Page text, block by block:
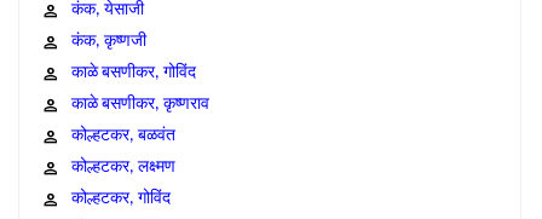
कंक, येसाजी
कंक, कृष्णजी
काळे बसणीकर, गोविंद
काळे बसणीकर, कृष्णराव
कोल्हटकर, बळवंत
कोल्हटकर, लक्ष्मण
कोल्हटकर, गोविंद